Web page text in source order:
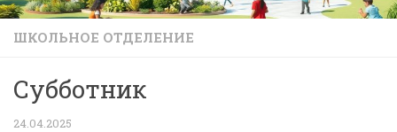
ШКОЛЬНОЕ ОТДЕЛЕНИЕ
Субботник
24.04.2025